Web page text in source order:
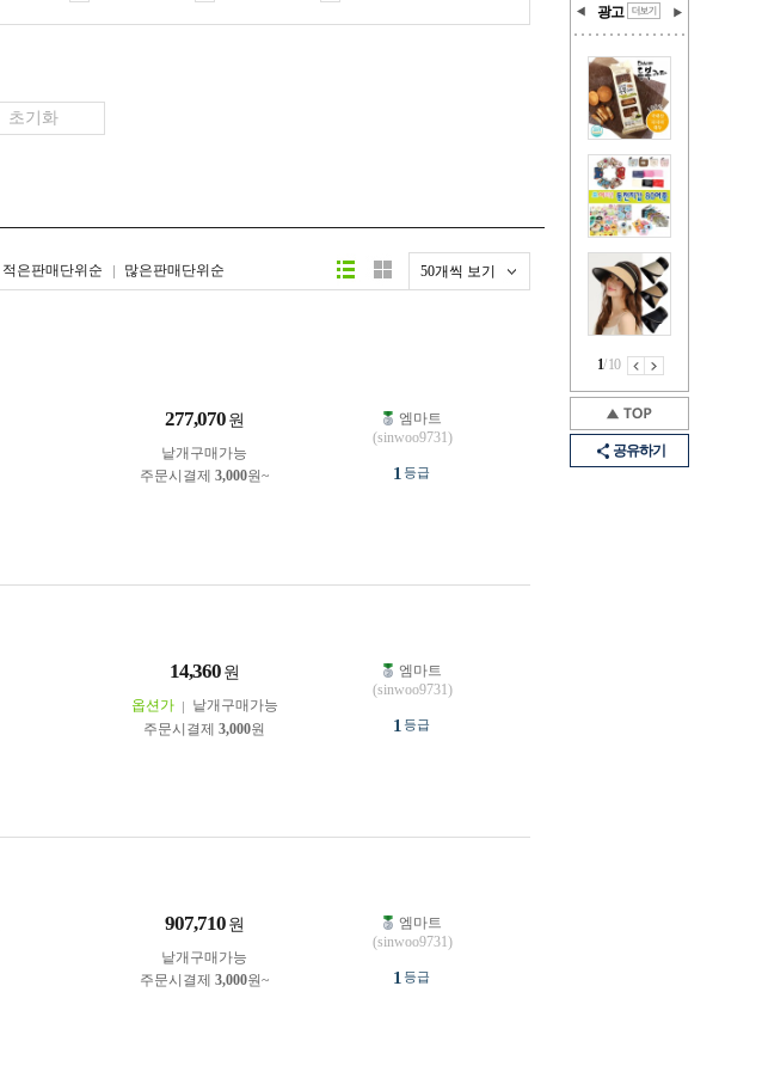
광고
1/10
공유하기
적은판매단위순 많은판매단위순 50개씩 보기
277,070 원
낱개구매가능
주문시결제 3,000원~
엠마트
(sinwoo9731)
1 등급
14,360 원
옵션가
낱개구매가능
주문시결제 3,000원
엠마트
(sinwoo9731)
1 등급
907,710 원
낱개구매가능
주문시결제 3,000원~
엠마트
(sinwoo9731)
1 등급